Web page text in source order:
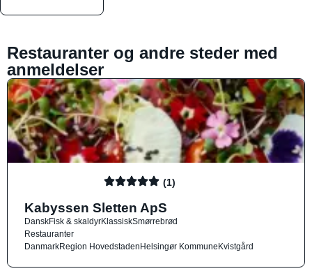
Restauranter og andre steder med
anmeldelser
(1)
Kabyssen Sletten ApS
DanskFisk & skaldyrKlassiskSmørrebrød
Restauranter
DanmarkRegion HovedstadenHelsingør KommuneKvistgård